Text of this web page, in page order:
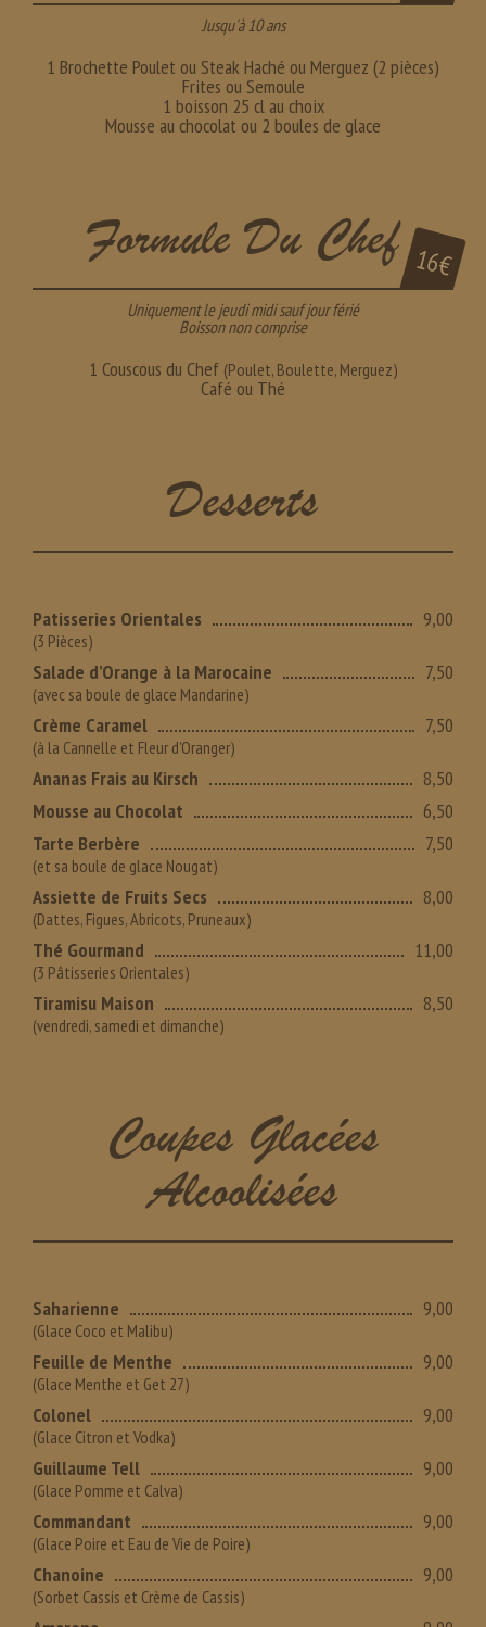
Jusqu'à 10 ans
1 Brochette Poulet ou Steak Haché ou Merguez (2 pièces)
Frites ou Semoule
1 boisson 25 cl au choix
Mousse au chocolat ou 2 boules de glace
Formule Du Chef 16€
Uniquement le jeudi midi sauf jour férié
Boisson non comprise
1 Couscous du Chef (Poulet, Boulette, Merguez)
Café ou Thé
Desserts
Patisseries Orientales 9,00
(3 Pièces)
Salade d’Orange à la Marocaine 7,50
(avec sa boule de glace Mandarine)
Crème Caramel 7,50
(à la Cannelle et Fleur d'Oranger)
Ananas Frais au Kirsch
8,50
Mousse au Chocolat
6,50
Tarte Berbère
7,50
(et sa boule de glace Nougat)
Assiette de Fruits Secs 8,00
(Dattes, Figues, Abricots, Pruneaux)
Thé Gourmand 11,00
(3 Pâtisseries Orientales)
Tiramisu Maison 8,50
(vendredi, samedi et dimanche)
Coupes Glacées
Alcoolisées
Saharienne 9,00
(Glace Coco et Malibu)
Feuille de Menthe 9,00
(Glace Menthe et Get 27)
Colonel 9,00
(Glace Citron et Vodka)
Guillaume Tell 9,00
(Glace Pomme et Calva)
Commandant 9,00
(Glace Poire et Eau de Vie de Poire)
Chanoine 9,00
(Sorbet Cassis et Crème de Cassis)